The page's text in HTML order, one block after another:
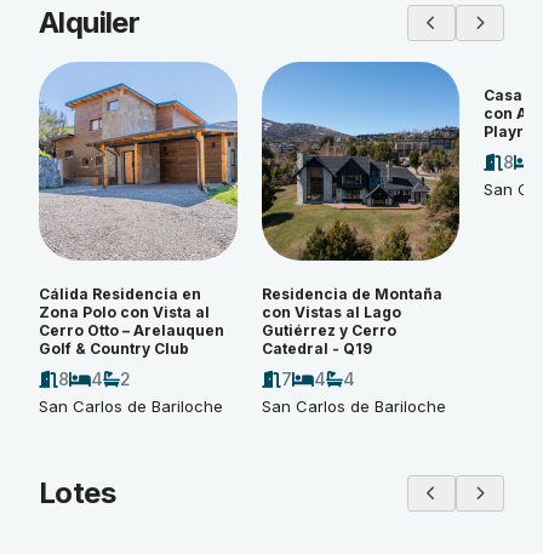
Alquiler
Cálida Residencia en
Zona Polo con Vista al
Cerro Otto – Arelauquen
Golf & Country Club
8 4 2
San Carlos de Bariloche
Residencia de Montaña
con Vistas al Lago
Gutiérrez y Cerro
Catedral - Q19
7 4 4
San Carlos de Bariloche
Casa
con
8
San
Lotes